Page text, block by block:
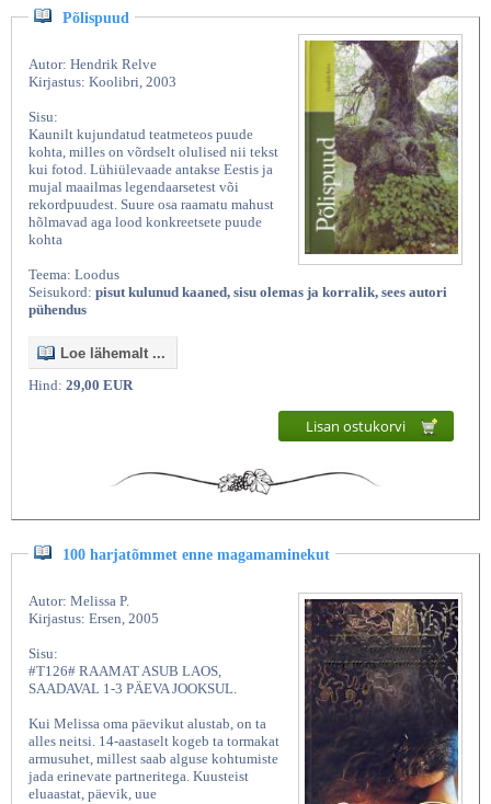
Põlispuud
Autor: Hendrik Relve
Kirjastus: Koolibri, 2003
Sisu:
Kaunilt kujundatud teatmeteos puude
kohta, milles on võrdselt olulised nii tekst
kui fotod. Lühiülevaade antakse Eestis ja
mujal maailmas legendaarsetest või
rekordpuudest. Suure osa raamatu mahust
hõlmavad aga lood konkreetsete puude
kohta
Teema: Loodus
Seisukord: pisut kulunud kaaned, sisu olemas ja korralik, sees autori
pühendus
Loe lähemalt ...
Hind: 29,00 EUR
Lisan ostukorvi
100 harjatõmmet enne magamaminekut
Autor: Melissa P.
Kirjastus: Ersen, 2005
Sisu:
#T126# RAAMAT ASUB LAOS,
SAADAVAL 1-3 PÄEVA JOOKSUL.
Kui Melissa oma päevikut alustab, on ta
alles neitsi. 14-aastaselt kogeb ta tormakat
armusuhet, millest saab alguse kohtumiste
jada erinevate partneritega. Kuusteist
eluaastat, päevik, uue